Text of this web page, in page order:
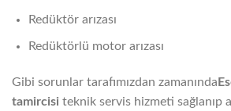
Redüktör arızası
Redüktörlü motor arızası
Gibi sorunlar tarafımızdan zamanında
tamircisi teknik servis hizmeti sağlanıp